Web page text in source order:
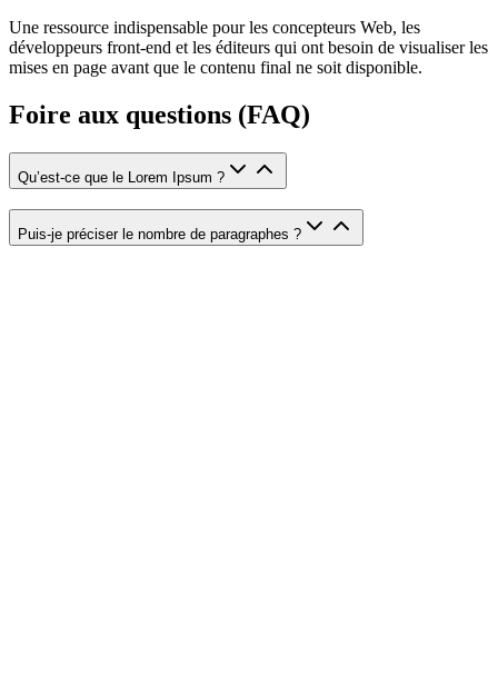
Une ressource indispensable pour les concepteurs Web, les
développeurs front-end et les éditeurs qui ont besoin de visualiser les
mises en page avant que le contenu final ne soit disponible.
Foire aux questions (FAQ)
Qu’est-ce que le Lorem Ipsum ?
Puis-je préciser le nombre de paragraphes ?